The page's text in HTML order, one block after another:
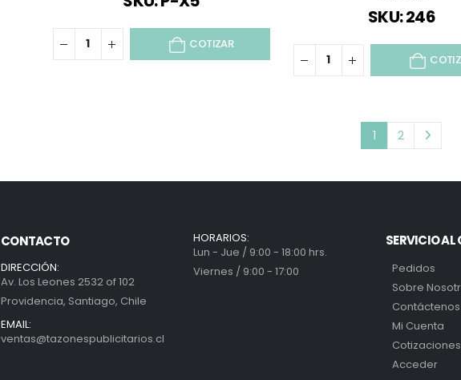
COTIZAR
SKU: 246
1 2
CONTACTO
DIRECCIÓN:
Av. Los Leones 2532 of 102
Providencia, Santiago, Chile
EMAIL:
ventas@tazonespublicitarios.cl
HORARIOS:
Lun - Jue / 9:00 - 18:00 hrs.
Viernes / 9:00 - 17:00
SERVICIO AL
Pedidos
Sobre
Contáctenos
Mi Cuenta
Cotizaciones
Acceder